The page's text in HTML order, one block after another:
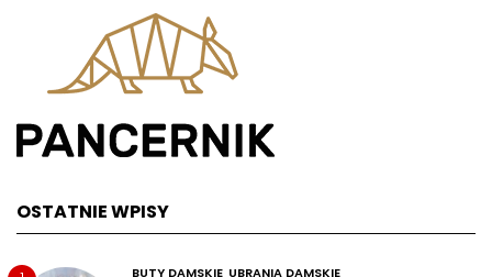
OSTATNIE WPISY
BUTY DAMSKIE UBRANIA DAMSKIE